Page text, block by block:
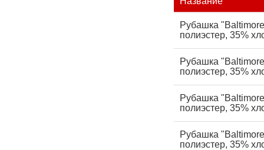
Рубашка
полиэстер, 35%
Рубашка
полиэстер, 35%
Рубашка
полиэстер, 35%
Рубашка
полиэстер, 35%